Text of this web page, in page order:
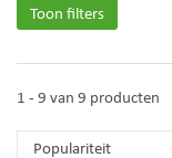
Toon filters
1 - 9 van 9 producten